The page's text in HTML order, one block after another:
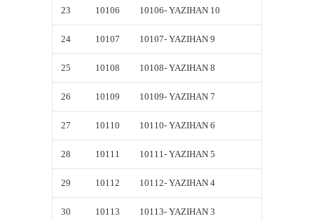
23 10106 10106- YAZIHAN 10
24 10107 10107- YAZIHAN 9
25 10108 10108- YAZIHAN 8
26 10109 10109- YAZIHAN 7
27 10110 10110- YAZIHAN 6
28 10111 10111- YAZIHAN 5
29 10112 10112- YAZIHAN 4
30 10113 10113- YAZIHAN 3